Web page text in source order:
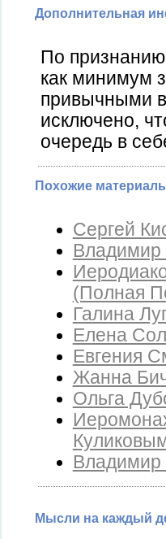
Дополнительная
По признанию
как минимум
привычными
исключено,
очередь в
Похожие
Сергей
Владимир
(Полная
Галина
Елена
Евгения
Жанна
Ольга
Владимир
Мысли на каждый